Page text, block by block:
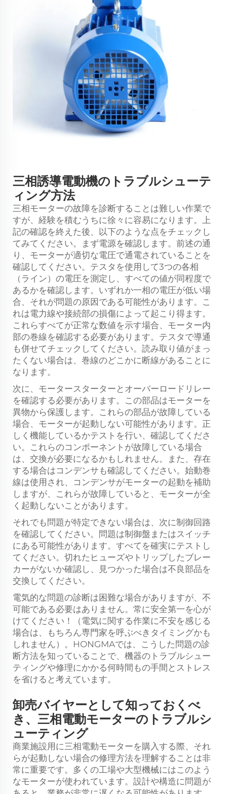
三相誘導電動機のトラブルシューテ
ィング方法
三相モーターの故障を診断することは難しい作業で
すが、経験を積むうちに徐々に容易になります。上
記の確認を終えた後、以下のような点をチェックし
てみてください。まず電源を確認します。前述の通
り、モーターが適切な電圧で通電されていることを
確認してください。テスタを使用して3つの各相
（ライン）の電圧を測定し、すべての値が同程度で
あるかを確認します。いずれか一相の電圧が低い場
合、それが問題の原因である可能性があります。こ
れは電力線や接続部の損傷によって起こり得ます。
これらすべてが正常な数値を示す場合、モーター内
部の巻線を確認する必要があります。テスタで導通
も併せてチェックしてください。読み取り値がまっ
たくない場合は、巻線のどこかに断線があることに
なります。
次に、モータースターターとオーバーロードリレー
を確認する必要があります。この部品はモーターを
異物から保護します。これらの部品が故障している
場合、モーターが起動しない可能性があります。正
しく機能しているかテストを行い、確認してくださ
い。これらのコンポーネントが故障している場合
は、交換が必要になるかもしれません。また、存在
する場合はコンデンサも確認してください。始動巻
線は使用され、コンデンサがモーターの起動を補助
しますが、これらが故障していると、モーターが全
く起動しないことがあります。
それでも問題が特定できない場合は、次に制御回路
を確認してください。問題は制御盤またはスイッチ
にある可能性があります。すべてを確実にテストし
てください。切れたヒューズやトリップしたブレー
カーがないか確認し、見つかった場合は不良部品を
交換してください。
電気的な問題の診断は困難な場合がありますが、不
可能である必要はありません。常に安全第一を心が
けてください！（電気に関する作業に不安を感じる
場合は、もちろん専門家を呼ぶべきタイミングかも
しれません）。HONGMAでは、こうした問題の診
断方法を知っていることで、機器のトラブルシュー
ティングや修理にかかる何時間もの手間とストレス
を省けると考えています。
卸売バイヤーとして知っておくべ
き、三相電動モーターのトラブルシ
ューティング
商業施設用に三相電動モーターを購入する際、それ
らが起動しない場合の修理方法を理解することは非
常に重要です。多くの工場や大型機械にはこのよう
なモーターが使われています。設計や構造に問題が